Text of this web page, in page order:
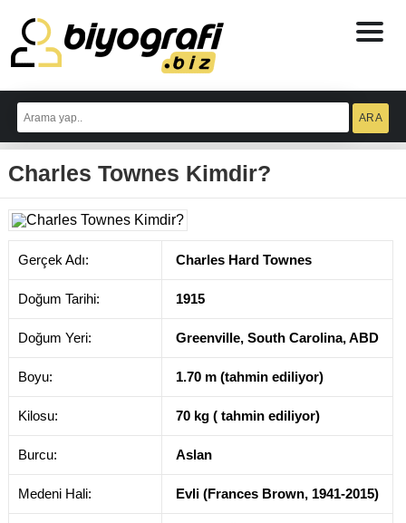
Charles Townes Kimdir?
Gerçek Adı: Charles Hard Townes
Doğum Tarihi: 1915
Doğum Yeri: Greenville, South Carolina, ABD
Boyu: 1.70 m (tahmin ediliyor)
Kilosu: 70 kg ( tahmin ediliyor)
Burcu: Aslan
Medeni Hali: Evli (Frances Brown, 1941-2015)
ataşehir
escort
bodrum
izmit
escort
escort
antalya
escort